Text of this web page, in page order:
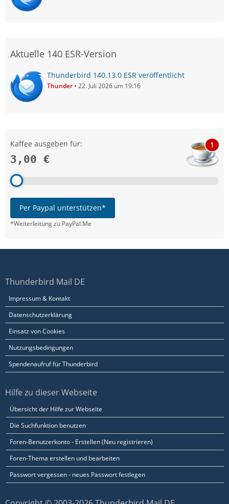
Aktuelle 140 ESR-Version
Thunderbird 140.13.0 ESR veröffentlicht
Thunder 22. Juli 2026 um 19:16
Kaffee ausgeben für:
3,00 €
1
Per Paypal unterstützen*
*Weiterleitung zu PayPal.Me
Thunderbird Mail DE
Impressum & Kontakt
Datenschutzerklärung
Einsatz von Cookies
Nutzungsbedingungen
Spendenaufruf für Thunderbird
Hilfe zu dieser Webseite
Übersicht der Hilfe zur Webseite
Die Suchfunktion benutzen
Foren-Benutzerkonto - Erstellen (Neu registrieren)
Foren-Thema erstellen und bearbeiten
Passwort vergessen - neues Passwort festlegen